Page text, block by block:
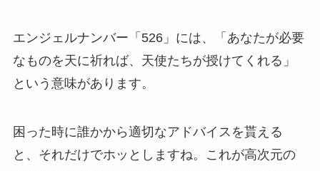
エンジェルナンバー「526」には、「あなたが必要
なものを天に祈れば、天使たちが授けてくれる」
という意味があります。
困った時に誰かから適切なアドバイスを貰える
と、それだけでホッとしますね。これが高次元の